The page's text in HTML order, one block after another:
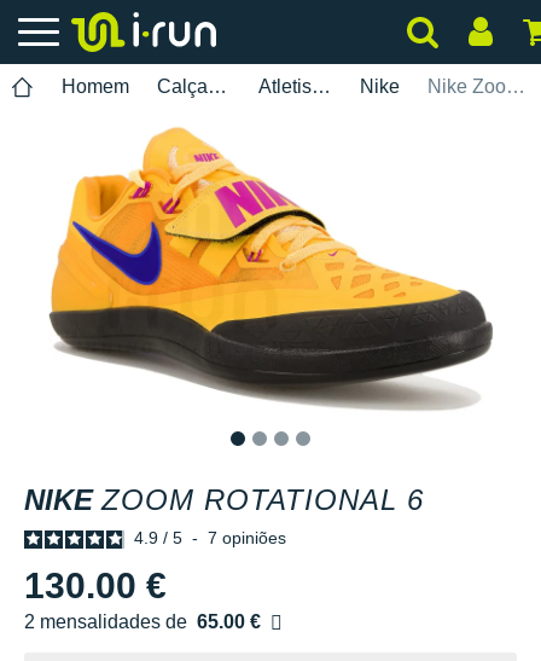
Homem Calçados Atletismo Nike Nike Zoom Rotational 6
NIKE ZOOM ROTATIONAL 6
4.9 / 5 - 7 opiniões
130.00 €
2 mensalidades de 65.00 €
sem custos